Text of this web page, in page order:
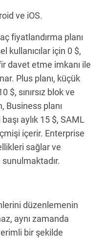
ve iOS.
fiyatlandırma planı
kullanıcılar için 0 $,
davet etme imkanı ile
Plus planı, küçük
$, sınırsız blok ve
Business planı
aylık 15 $, SAML
içerir. Enterprise
sağlar ve
düzenlemenin
aynı zamanda
bir şekilde